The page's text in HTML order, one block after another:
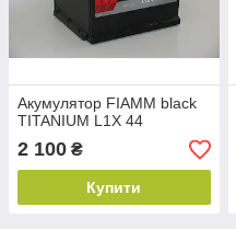
Акумулятор FIAMM black
TITANIUM L1X 44
2 100 ₴
Купити